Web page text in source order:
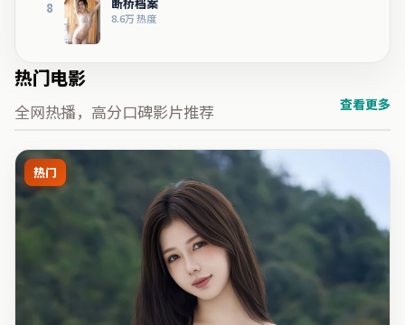
8 断桥档案
8.6万热度
热门电影
全网热播，高分口碑影片推荐 查看更多
热门